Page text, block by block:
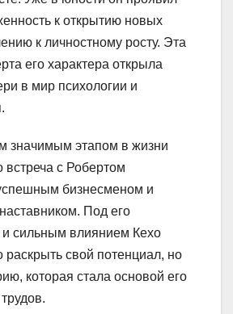
к открытию новых
к личностному росту. Эта
его характера открыла
в мир психологии и
значимым этапом в жизни
встреча с Робертом
бизнесменом и
Под его
и сильным влиянием Кехо
раскрыть свой потенциал, но
которая стала основой его